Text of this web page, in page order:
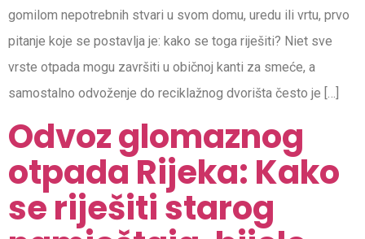
gomilom nepotrebnih stvari u svom domu, uredu ili vrtu, prvo
pitanje koje se postavlja je: kako se toga riješiti? Niet sve
vrste otpada mogu završiti u običnoj kanti za smeće, a
samostalno odvoženje do reciklažnog dvorišta često je […]
Odvoz glomaznog
otpada Rijeka: Kako
se riješiti starog